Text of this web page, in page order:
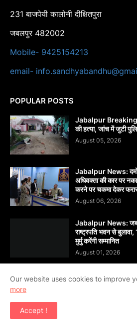
231 बाजपेयी कालोनी दीक्षितपुरा
जबलपुर 482002
Mobile- 9425154213
email-
POPULAR POSTS
Jabalpur Breaking
की हत्या, जांच में जुटी
August 05, 2026
Jabalpur News:
अधिवक्ता की कार पर
करने पर चकमा देकर
August 06, 2026
Jabalpur News:
राष्ट्रपति भवन से बुलावा,
मुर्मु करेंगी सम्मानित
August 01, 2026
Copyright ©
Our website uses cookies to improve
more
Accept !